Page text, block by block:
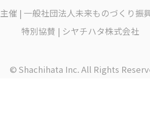
主催 | 一般社団法人未来ものづくり振
特別協賛 | シヤチハタ株式会社
© Shachihata Inc. All Rights